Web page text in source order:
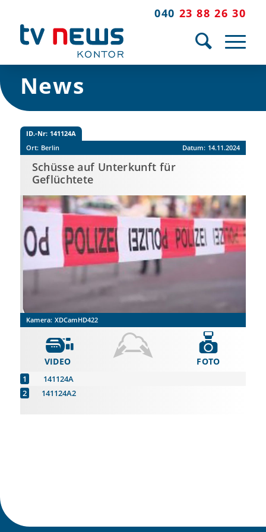
040 23 88 26 30
News
ID.-Nr: 141124A
Ort: Berlin Datum: 14.11.2024
Schüsse auf Unterkunft für
Geflüchtete
Kamera: XDCamHD422
VIDEO
141124A
141124A2
FOTO